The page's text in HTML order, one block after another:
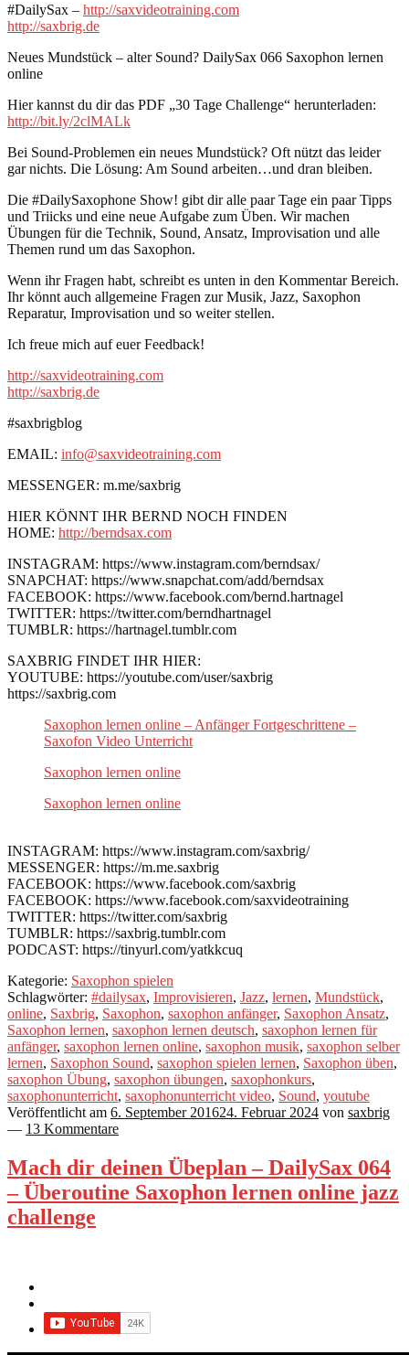
#DailySax – http://saxvideotraining.com
http://saxbrig.de
Neues Mundstück – alter Sound? DailySax 066 Saxophon lernen
online
Hier kannst du dir das PDF „30 Tage Challenge“ herunterladen:
http://bit.ly/2clMALk
Bei Sound-Problemen ein neues Mundstück? Oft nützt das leider
gar nichts. Die Lösung: Am Sound arbeiten…und dran bleiben.
Die #DailySaxophone Show! gibt dir alle paar Tage ein paar Tipps
und Triicks und eine neue Aufgabe zum Üben. Wir machen
Übungen für die Technik, Sound, Ansatz, Improvisation und alle
Themen rund um das Saxophon.
Wenn ihr Fragen habt, schreibt es unten in den Kommentar Bereich.
Ihr könnt auch allgemeine Fragen zur Musik, Jazz, Saxophon
Reparatur, Improvisation und so weiter stellen.
Ich freue mich auf euer Feedback!
http://saxvideotraining.com
http://saxbrig.de
#saxbrigblog
EMAIL: info@saxvideotraining.com
MESSENGER: m.me/saxbrig
HIER KÖNNT IHR BERND NOCH FINDEN
HOME: http://berndsax.com
INSTAGRAM: https://www.instagram.com/berndsax/
SNAPCHAT: https://www.snapchat.com/add/berndsax
FACEBOOK: https://www.facebook.com/bernd.hartnagel
TWITTER: https://twitter.com/berndhartnagel
TUMBLR: https://hartnagel.tumblr.com
SAXBRIG FINDET IHR HIER:
YOUTUBE: https://youtube.com/user/saxbrig
https://saxbrig.com
Saxophon lernen online – Anfänger Fortgeschrittene –
Saxofon Video Unterricht
Saxophon lernen online
Saxophon lernen online
INSTAGRAM: https://www.instagram.com/saxbrig/
MESSENGER: https://m.me.saxbrig
FACEBOOK: https://www.facebook.com/saxbrig
FACEBOOK: https://www.facebook.com/saxvideotraining
TWITTER: https://twitter.com/saxbrig
TUMBLR: https://saxbrig.tumblr.com
PODCAST: https://tinyurl.com/yatkkcuq
Kategorie: Saxophon spielen
Schlagwörter: #dailysax, Improvisieren, Jazz, lernen, Mundstück,
online, Saxbrig, Saxophon, saxophon anfänger, Saxophon Ansatz,
Saxophon lernen, saxophon lernen deutsch, saxophon lernen für
anfänger, saxophon lernen online, saxophon musik, saxophon selber
lernen, Saxophon Sound, saxophon spielen lernen, Saxophon üben,
saxophon Übung, saxophon übungen, saxophonkurs,
saxophonunterricht, saxophonunterricht video, Sound, youtube
Veröffentlicht am 6. September 201624. Februar 2024 von saxbrig
— 13 Kommentare
Mach dir deinen Übeplan – DailySax 064
– Überoutine Saxophon lernen online jazz
challenge